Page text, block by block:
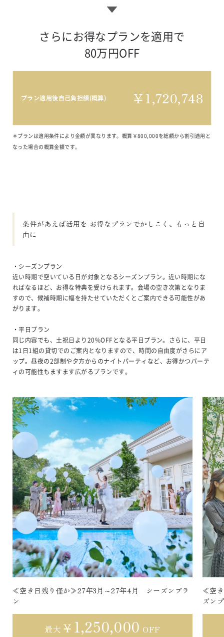
さらにお得なプランを適用で
80万円OFF
プラン適用後自己負担額(概算) ￥1,720,748
＊プランは適用条件により金額が異なります。概算￥800,000を総額から割引適用と
なった場合の概算金額です。
条件があえば活用を お得なプランでかしこく、もっと自
由に
・シーズンプラン
近い時期で空いている日が対象となるシーズンプラン。近い時期にな
ればなるほど、お得な特典を受けられます。会場の空き次第となりま
すので、候補時期に幅を持たせていただくとご案内できる可能性があ
がります。
・平日プラン
同じ内容でも、土祝日より20%OFFとなる平日プラン。さらに、平日
は1日1組の貸切でのご案内となりますので、時間の自由度がさらにア
ップ。昼夜の2部制や夕方からのナイトパーティなど、お得かつパーテ
ィの可能性もますます広がるプランです。
≪空き日残り僅か≫27年3月～27年4月 シーズンプラ
ン
最大 ￥ 1,250,000 OFF
≪空
ズン